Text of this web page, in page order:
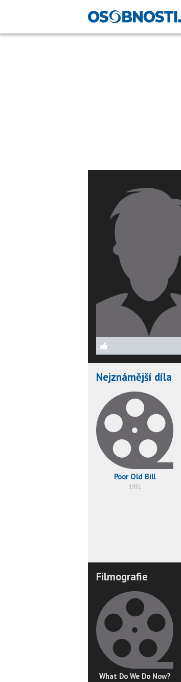
Nejznámější díla
Poor Old Bill
1931
Filmografie
What Do We Do Now?